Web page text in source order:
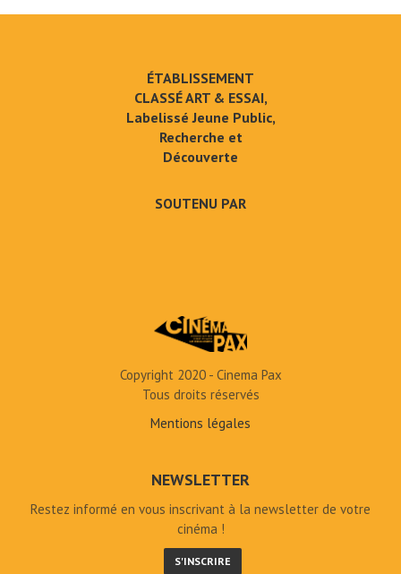
ÉTABLISSEMENT
CLASSÉ ART & ESSAI,
Labelissé Jeune Public,
Recherche et
Découverte
SOUTENU PAR
Copyright 2020 - Cinema Pax
Tous droits réservés
Mentions légales
NEWSLETTER
Restez informé en vous inscrivant à la newsletter de votre
cinéma !
S'INSCRIRE